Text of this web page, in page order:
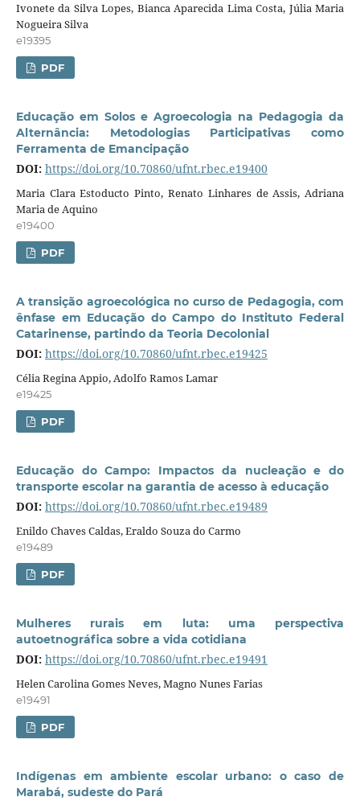
Ivonete da Silva Lopes, Bianca Aparecida Lima Costa, Júlia Maria
Nogueira Silva
e19395
PDF
Educação em Solos e Agroecologia na Pedagogia da
Alternância: Metodologias Participativas como
Ferramenta de Emancipação
DOI: https://doi.org/10.70860/ufnt.rbec.e19400
Maria Clara Estoducto Pinto, Renato Linhares de Assis, Adriana
Maria de Aquino
e19400
PDF
A transição agroecológica no curso de Pedagogia, com
ênfase em Educação do Campo do Instituto Federal
Catarinense, partindo da Teoria Decolonial
DOI: https://doi.org/10.70860/ufnt.rbec.e19425
Célia Regina Appio, Adolfo Ramos Lamar
e19425
PDF
Educação do Campo: Impactos da nucleação e do
transporte escolar na garantia de acesso à educação
DOI: https://doi.org/10.70860/ufnt.rbec.e19489
Enildo Chaves Caldas, Eraldo Souza do Carmo
e19489
PDF
Mulheres rurais em luta: uma perspectiva
autoetnográfica sobre a vida cotidiana
DOI: https://doi.org/10.70860/ufnt.rbec.e19491
Helen Carolina Gomes Neves, Magno Nunes Farias
e19491
PDF
Indígenas em ambiente escolar urbano: o caso de
Marabá, sudeste do Pará